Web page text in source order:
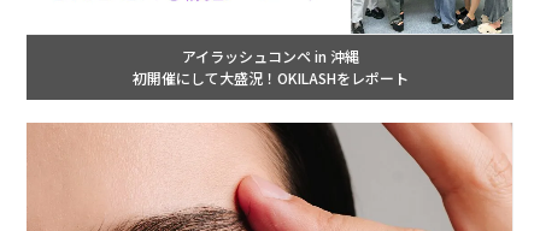
アイラッシュコンペ in 沖縄
初開催にして大盛況！OKILASHをレポート